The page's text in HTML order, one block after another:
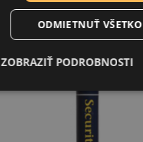
ODMIETNUŤ VŠETKO
ZOBRAZIŤ PODROBNOSTI